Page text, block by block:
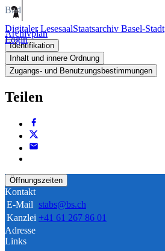
Digitaler LesesaalStaatsarchiv Basel-Stadt
Login
Bild
Archivplan
Identifikation
Inhalt und innere Ordnung
Zugangs- und Benutzungsbestimmungen
Teilen
Öffnungszeiten
Kontakt
E-Mail stabs@bs.ch
Kanzlei +41 61 267 86 01
Adresse
Links